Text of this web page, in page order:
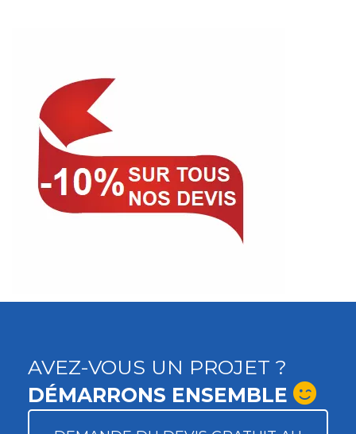
AVEZ-VOUS UN PROJET ?
DÉMARRONS ENSEMBLE